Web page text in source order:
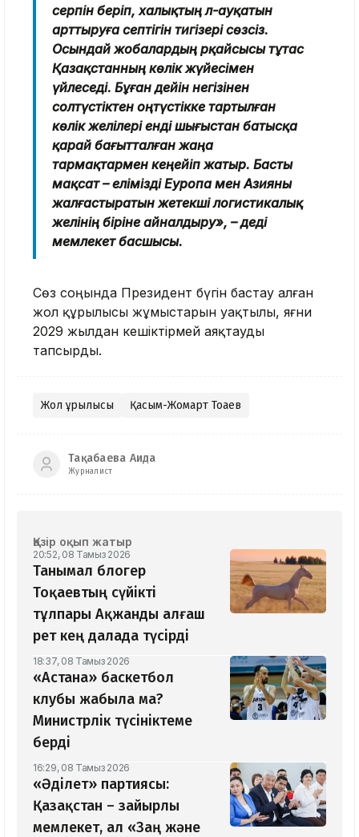
серпін беріп, халықтың әл-ауқатын
арттыруға септігін тигізері сөзсіз.
Осындай жобалардың әрқайсысы тұтас
Қазақстанның көлік жүйесімен
үйлеседі. Бұған дейін негізінен
солтүстіктен оңтүстікке тартылған
көлік желілері енді шығыстан батысқа
қарай бағытталған жаңа
тармақтармен кеңейіп жатыр. Басты
мақсат – елімізді Еуропа мен Азияны
жалғастыратын жетекші логистикалық
желінің біріне айналдыру», – деді
мемлекет басшысы.
Сөз соңында Президент бүгін бастау алған
жол құрылысы жұмыстарын уақтылы, яғни
2029 жылдан кешіктірмей аяқтауды
тапсырды.
Жол құрылысы Қасым-Жомарт Тоқаев
Тақабаева Аида
Журналист
Қазір оқып жатыр
20:52, 08 Тамыз 2026
Танымал блогер
Тоқаевтың сүйікті
тұлпары Ақжанды алғаш
рет кең далада түсірді
18:37, 08 Тамыз 2026
«Астана» баскетбол
клубы жабыла ма?
Министрлік түсініктеме
берді
16:29, 08 Тамыз 2026
«Әділет» партиясы:
Қазақстан – зайырлы
мемлекет, ал «Заң және